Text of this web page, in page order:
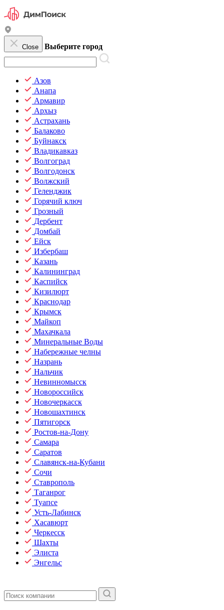
Close Выберите город
Азов
Анапа
Армавир
Архыз
Астрахань
Балаково
Буйнакск
Владикавказ
Волгоград
Волгодонск
Волжский
Геленджик
Горячий ключ
Грозный
Дербент
Домбай
Ейск
Избербаш
Казань
Калининград
Каспийск
Кизилюрт
Краснодар
Крымск
Майкоп
Махачкала
Минеральные Воды
Набережные челны
Назрань
Нальчик
Невинномысск
Новороссийск
Новочеркасск
Новошахтинск
Пятигорск
Ростов-на-Дону
Самара
Саратов
Славянск-на-Кубани
Сочи
Ставрополь
Таганрог
Туапсе
Усть-Лабинск
Хасавюрт
Черкесск
Шахты
Элиста
Энгельс